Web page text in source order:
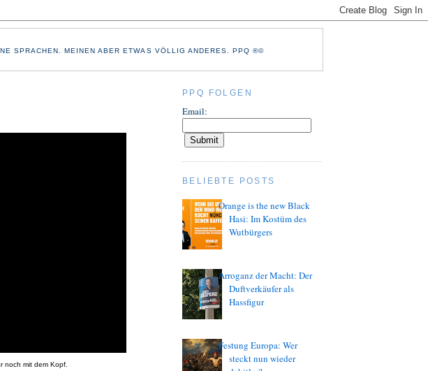
SPRACHEN. MEINEN ABER ETWAS VÖLLIG ANDERES. PPQ ®©
noch mit dem Kopf.
PPQ FOLGEN
Email:
BELIEBTE POSTS
Orange is the new Black
Hasi: Im Kostüm des
Wutbürgers
Arroganz der Macht: Der
Duftverkäufer als
Hassfigur
Festung Europa: Wer
steckt nun wieder